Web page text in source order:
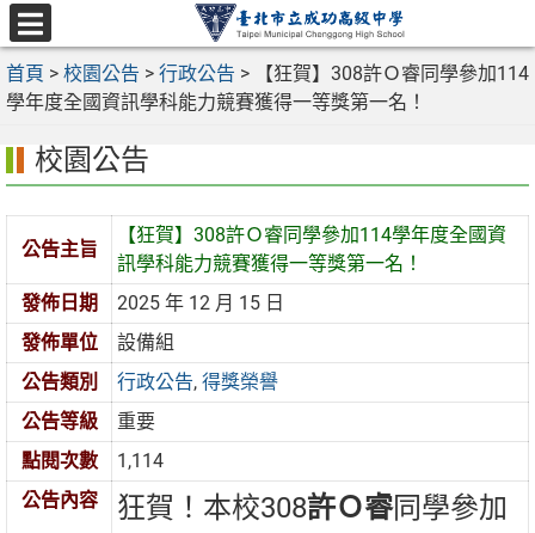
跳
至
主
要
區
選
單
首頁 > 校園公告 > 行政公告 >
【狂賀】308許Ｏ睿同學參加114
學年度全國資訊學科能力競賽獲得一等獎第一名！
校園公告
公告主旨
【狂賀】308許Ｏ睿同學參加114學年度全國資
訊學科能力競賽獲得一等獎第一名！
發佈日期
2025 年 12 月 15 日
發佈單位
設備組
公告類別
行政公告,得獎榮譽
公告等級
重要
點閱次數
1,114
公告內容
狂賀！本校308許Ｏ睿同學參加